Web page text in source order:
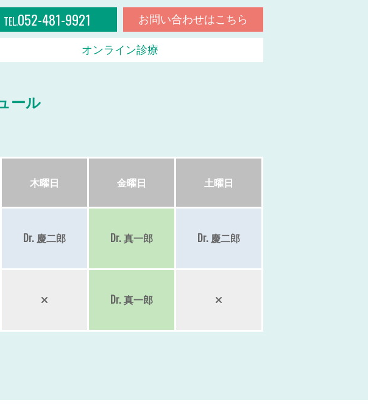
TEL.052-481-9921 お問い合わせはこちら
オンライン診療
ール
木曜日 金曜日 土曜日
Dr. 慶二郎 Dr. 真一郎 Dr. 慶二郎
Dr. 真一郎